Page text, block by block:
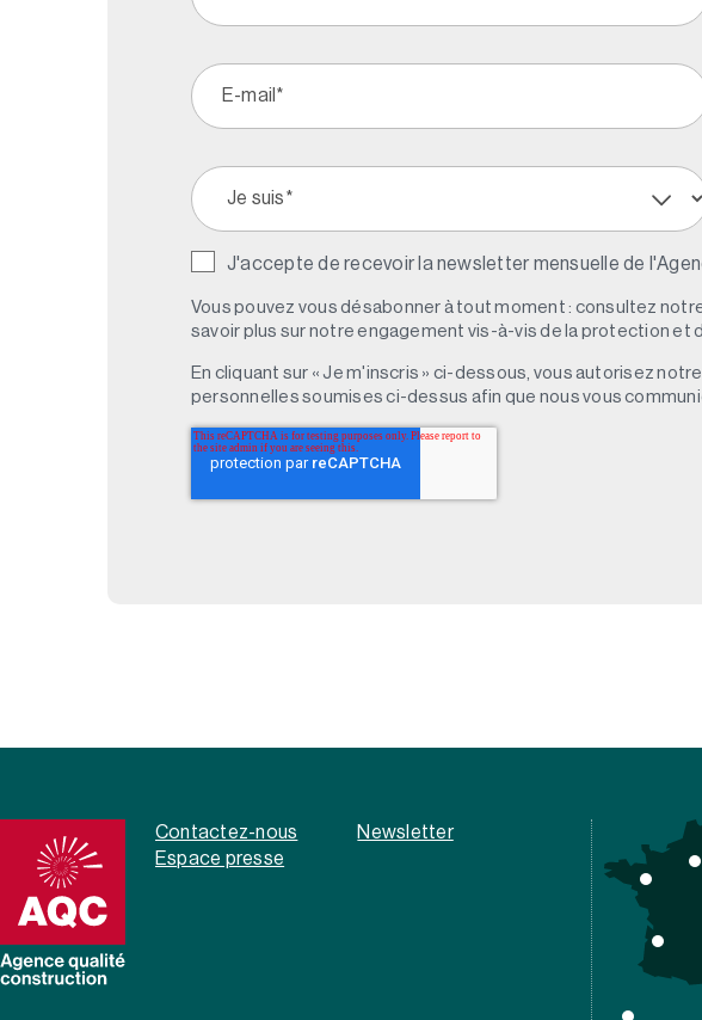
J'accepte de recevoir la newsletter mensuelle de
Vous pouvez vous désabonner à tout moment : consultez
savoir plus sur notre engagement vis-à-vis de la protection et
En cliquant sur « Je m'inscris » ci-dessous, vous autorisez
personnelles soumises ci-dessus afin que nous vous
Contactez-nous
Newsletter
Espace presse